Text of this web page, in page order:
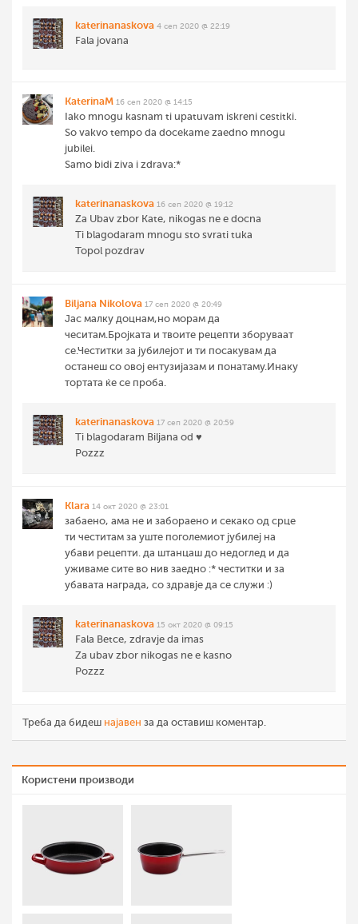
katerinanaskova 4 сеп 2020 @ 22:19
Fala jovana
KaterinaM 16 сеп 2020 @ 14:15
Iako mnogu kasnam ti upatuvam iskreni cestitki.
So vakvo tempo da docekame zaedno mnogu
jubilei.
Samo bidi ziva i zdrava:*
katerinanaskova 16 сеп 2020 @ 19:12
Za Ubav zbor Kate, nikogas ne e docna
Ti blagodaram mnogu sto svrati tuka
Topol pozdrav
Biljana Nikolova 17 сеп 2020 @ 20:49
Јас малку доцнам,но морам да
чеситам.Бројката и твоите рецепти зборуваат
се.Честитки за јубилејот и ти посакувам да
останеш со овој ентузијазам и понатаму.Инаку
тортата ќе се проба.
katerinanaskova 17 сеп 2020 @ 20:59
Ti blagodaram Biljana od ♥️
Pozzz
Klara 14 окт 2020 @ 23:01
забаено, ама не и забораено и секако од срце
ти честитам за уште поголемиот јубилеј на
убави рецепти. да штанцаш до недоглед и да
уживаме сите во нив заедно :* честитки и за
убавата награда, со здравје да се служи :)
katerinanaskova 15 окт 2020 @ 09:15
Fala Betce, zdravje da imas
Za ubav zbor nikogas ne e kasno
Pozzz
Треба да бидеш најавен за да оставиш коментар.
Користени производи